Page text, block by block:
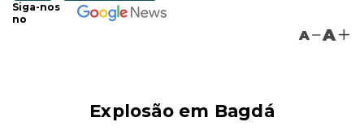
Siga-nos
no
A A
Explosão em Bagdá